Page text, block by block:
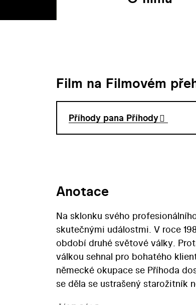
Film na Filmovém
Příhody pana Příhody
Anotace
Na sklonku svého
skutečnými událostmi. V roce
období druhé světové války.
válkou sehnal pro bohatého
německé okupace se Příhoda
se děla se ustrašený starožitník